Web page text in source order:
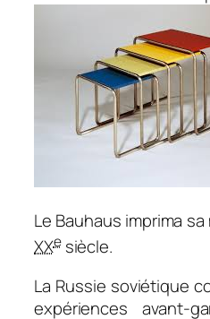
Le Bauhaus imprima
XXesiècle.
La Russie soviétique
expériences avant-